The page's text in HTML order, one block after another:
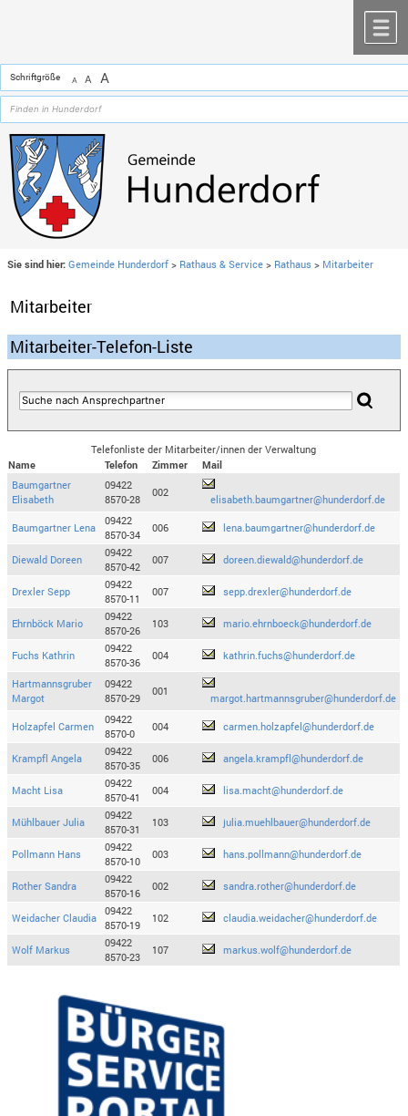
Schriftgröße A A A
Sie sind hier: Gemeinde Hunderdorf > Rathaus & Service > Rathaus > Mitarbeiter
Mitarbeiter
Mitarbeiter-Telefon-Liste
Telefonliste der Mitarbeiter/innen der Verwaltung
Name
Telefon Zimmer
Mail
Baumgartner
Elisabeth
09422
8570-28
002
elisabeth.baumgartner@hunderdorf.de
Baumgartner Lena
09422
8570-34
006 lena.baumgartner@hunderdorf.de
Diewald Doreen
09422
8570-42
007 doreen.diewald@hunderdorf.de
Drexler Sepp
09422
8570-11
007 sepp.drexler@hunderdorf.de
Ehrnböck Mario
09422
8570-26
103 mario.ehrnboeck@hunderdorf.de
Fuchs Kathrin
09422
8570-36
004 kathrin.fuchs@hunderdorf.de
Hartmannsgruber
Margot
09422
8570-29
001
margot.hartmannsgruber@hunderdorf.de
Holzapfel Carmen
09422
8570-0
004 carmen.holzapfel@hunderdorf.de
Krampfl Angela
09422
8570-35
006 angela.krampfl@hunderdorf.de
Macht Lisa
09422
8570-41
004 lisa.macht@hunderdorf.de
Mühlbauer Julia
09422
8570-31
103 julia.muehlbauer@hunderdorf.de
Pollmann Hans
09422
8570-10
003 hans.pollmann@hunderdorf.de
Rother Sandra
09422
8570-16
002 sandra.rother@hunderdorf.de
Weidacher Claudia
09422
8570-19
102 claudia.weidacher@hunderdorf.de
Wolf Markus
09422
8570-23
107 markus.wolf@hunderdorf.de